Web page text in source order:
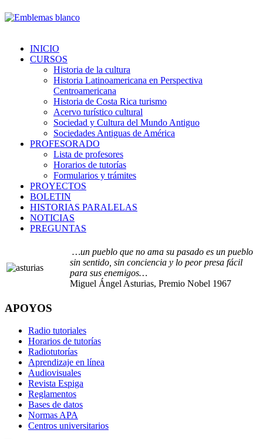
INICIO
CURSOS
Historia de la cultura
Historia Latinoamericana en Perspectiva
Centroamericana
Historia de Costa Rica turismo
Acervo turístico cultural
Sociedad y Cultura del Mundo Antiguo
Sociedades Antiguas de América
PROFESORADO
Lista de profesores
Horarios de tutorías
Formularios y trámites
PROYECTOS
BOLETIN
HISTORIAS PARALELAS
NOTICIAS
PREGUNTAS
…un pueblo que no ama su pasado es un pueblo
sin sentido, sin conciencia y lo peor presa fácil
para sus enemigos…
Miguel Ángel Asturias, Premio Nobel 1967
APOYOS
Radio tutoriales
Horarios de tutorías
Radiotutorías
Aprendizaje en línea
Audiovisuales
Revista Espiga
Reglamentos
Bases de datos
Normas APA
Centros universitarios